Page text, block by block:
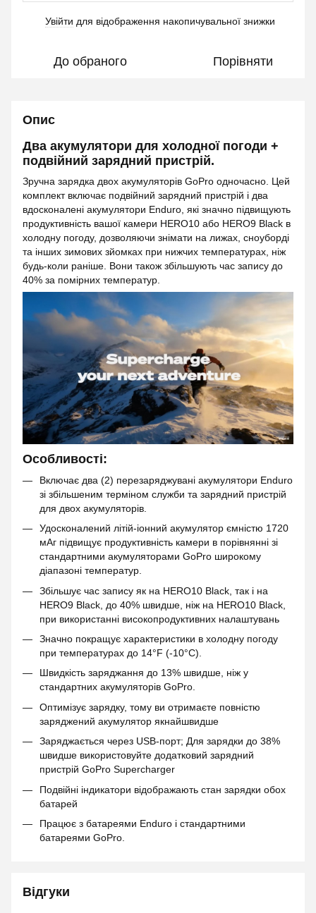
Увійти для відображення накопичувальної знижки
До обраного Порівняти
Опис
Два акумулятори для холодної погоди +
подвійний зарядний пристрій.
Зручна зарядка двох акумуляторів GoPro одночасно. Цей
комплект включає подвійний зарядний пристрій і два
вдосконалені акумулятори Enduro, які значно підвищують
продуктивність вашої камери HERO10 або HERO9 Black в
холодну погоду, дозволяючи знімати на лижах, сноуборді
та інших зимових зйомках при нижчих температурах, ніж
будь-коли раніше. Вони також збільшують час запису до
40% за помірних температур.
Особливості:
Включає два (2) перезаряджувані акумулятори Enduro
зі збільшеним терміном служби та зарядний пристрій
для двох акумуляторів.
Удосконалений літій-іонний акумулятор ємністю 1720
мАг підвищує продуктивність камери в порівнянні зі
стандартними акумуляторами GoPro широкому
діапазоні температур.
Збільшує час запису як на HERO10 Black, так і на
HERO9 Black, до 40% швидше, ніж на HERO10 Black,
при використанні високопродуктивних налаштувань
Значно покращує характеристики в холодну погоду
при температурах до 14°F (-10°C).
Швидкість заряджання до 13% швидше, ніж у
стандартних акумуляторів GoPro.
Оптимізує зарядку, тому ви отримаєте повністю
заряджений акумулятор якнайшвидше
Заряджається через USB-порт; Для зарядки до 38%
швидше використовуйте додатковий зарядний
пристрій GoPro Supercharger
Подвійні індикатори відображають стан зарядки обох
батарей
Працює з батареями Enduro і стандартними
батареями GoPro.
Відгуки